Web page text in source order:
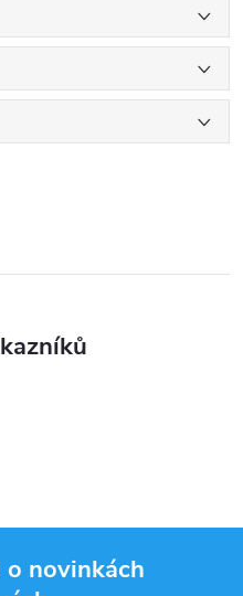
novinkách